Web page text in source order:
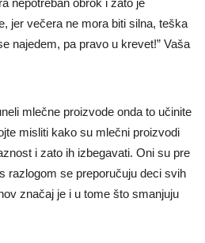
jer večera ne mora biti silna, teška
najedem, pa pravo u krevet!” Vaša
mlečne proizvode onda to učinite
misliti kako su mlečni proizvodi
i zato ih izbegavati. Oni su pre
razlogom se preporučuju deci svih
značaj je i u tome što smanjuju